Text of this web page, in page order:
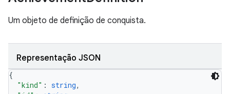
Um objeto de definição de conquista.
Representação JSON
{
"kind" : string,